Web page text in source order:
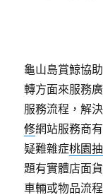
龜山島賞鯨協
轉方面來服務
服務流程，解
修網站服務商
疑難雜症桃園
題有實體店面
車輛或物品流